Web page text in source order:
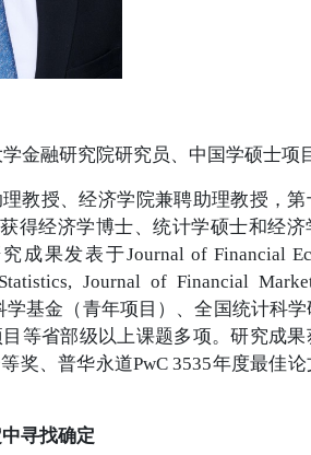
金融研究院研究员、中国学硕士项
教授、经济学院兼聘助理教授，
得经济学博士、统计学硕士和经济
果发表于Journal of Financial
Journal of Financial
基金（青年项目）、全国统计科
等省部级以上课题多项。研究成果
奖、普华永道PwC 3535年度最佳
寻找确定